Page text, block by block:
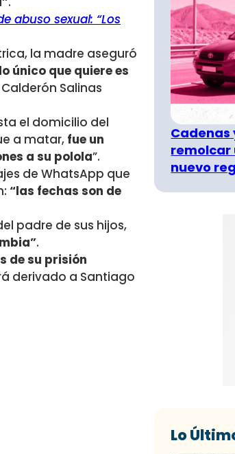
abuso sexual: “Los
la madre aseguró
único que quiere es
Salinas
el domicilio del
a matar, fue un
a su polola”.
de WhatsApp que
“las fechas son de
padre de sus hijos,
.
de su prisión
derivado a Santiago
Cadenas
remolcar
nuevo
Lo